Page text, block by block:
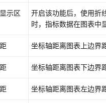
示区
开启该功能后，使用折
时，指标数据在图表中
坐标轴距离图表上边界
坐标轴距离图表下边界
坐标轴距离图表左边界